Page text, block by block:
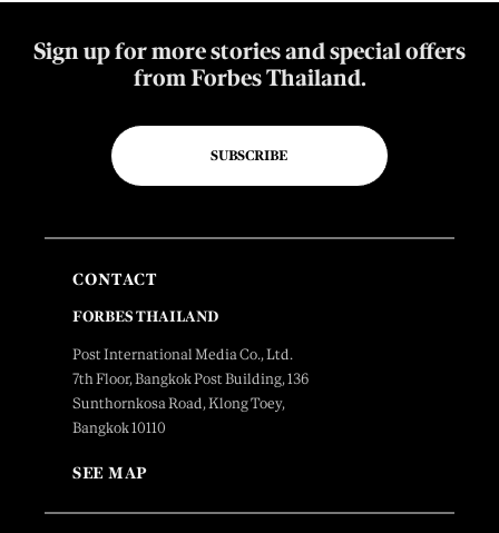
Sign up for more stories and special offers
from Forbes Thailand.
SUBSCRIBE
CONTACT
FORBES THAILAND
Post International Media Co., Ltd.
7th Floor, Bangkok Post Building, 136
Sunthornkosa Road, Klong Toey,
Bangkok 10110
SEE MAP